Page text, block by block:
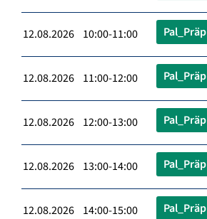
12.08.2026 10:00-11:00 Pal_Präp
12.08.2026 11:00-12:00 Pal_Präp
12.08.2026 12:00-13:00 Pal_Präp
12.08.2026 13:00-14:00 Pal_Präp
12.08.2026 14:00-15:00 Pal_Präp